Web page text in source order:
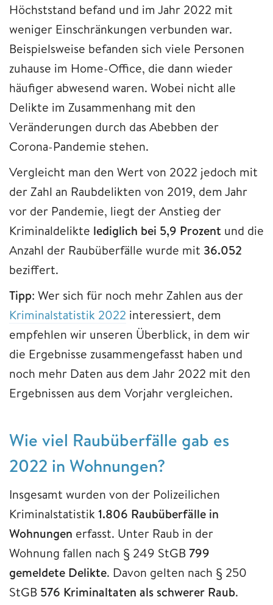
Höchststand befand und im Jahr 2022 mit
weniger Einschränkungen verbunden war.
Beispielsweise befanden sich viele Personen
zuhause im Home-Office, die dann wieder
häufiger abwesend waren. Wobei nicht alle
Delikte im Zusammenhang mit den
Veränderungen durch das Abebben der
Corona-Pandemie stehen.
Vergleicht man den Wert von 2022 jedoch mit
der Zahl an Raubdelikten von 2019, dem Jahr
vor der Pandemie, liegt der Anstieg der
Kriminaldelikte lediglich bei 5,9 Prozent und die
Anzahl der Raubüberfälle wurde mit 36.052
beziffert.
Tipp: Wer sich für noch mehr Zahlen aus der
Kriminalstatistik 2022 interessiert, dem
empfehlen wir unseren Überblick, in dem wir
die Ergebnisse zusammengefasst haben und
noch mehr Daten aus dem Jahr 2022 mit den
Ergebnissen aus dem Vorjahr vergleichen.
Wie viel Raubüberfälle gab es
2022 in Wohnungen?
Insgesamt wurden von der Polizeilichen
Kriminalstatistik 1.806 Raubüberfälle in
Wohnungen erfasst. Unter Raub in der
Wohnung fallen nach § 249 StGB799
gemeldete Delikte. Davon gelten nach § 250
StGB 576 Kriminaltaten als schwerer Raub.